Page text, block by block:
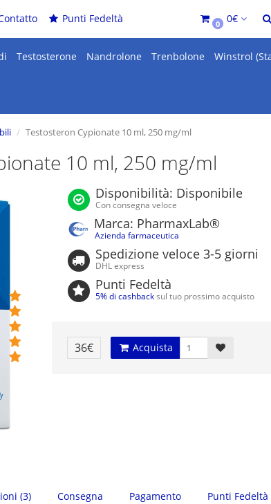
Punti Fedeltà 0 0€
Testosterone Nandrolone Trenbolone Winstrol
Testosteron Cypionate 10 ml, 250 mg/ml
10 ml, 250 mg/ml
Disponibilità: Disponibile
Con consegna veloce
Marca: PharmaxLab®
Azienda farmaceutica
Spedizione veloce 3-5 giorni
DHL express
Punti Fedeltà
5% di cashbacksul tuo prossimo acquisto
36€ Acquista
(3) Consegna Pagamento Punti Fedeltà